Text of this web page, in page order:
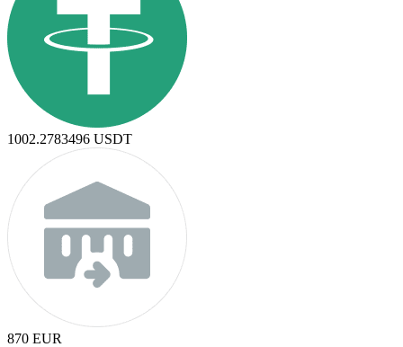
1002.2783496 USDT
870 EUR